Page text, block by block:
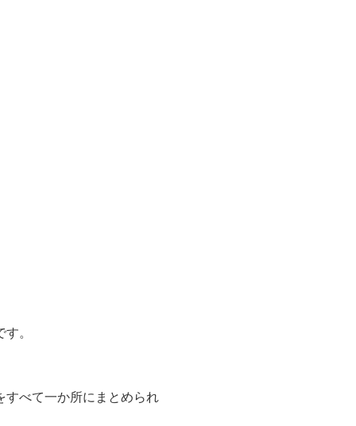
。
べて一か所にまとめられ